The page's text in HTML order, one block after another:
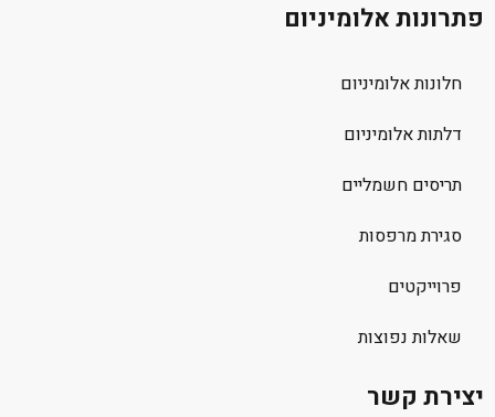
פתרונות אלומיניום
חלונות אלומיניום
דלתות אלומיניום
תריסים חשמליים
סגירת מרפסות
פרוייקטים
שאלות נפוצות
יצירת קשר